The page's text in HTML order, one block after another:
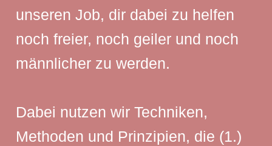
unseren Job, dir dabei zu helfen
noch freier, noch geiler und noch
männlicher zu werden.
Dabei nutzen wir Techniken,
Methoden und Prinzipien, die (1.)